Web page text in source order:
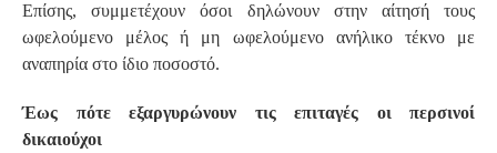
Επίσης, συμμετέχουν όσοι δηλώνουν στην αίτησή τους
ωφελούμενο μέλος ή μη ωφελούμενο ανήλικο τέκνο με
αναπηρία στο ίδιο ποσοστό.
Έως πότε εξαργυρώνουν τις επιταγές οι περσινοί
δικαιούχοι